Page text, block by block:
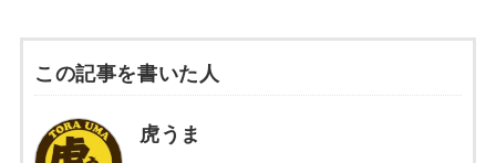
この記事を書いた人
虎うま